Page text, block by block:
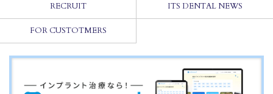
RECRUIT ITS DENTAL NEWS
FOR CUSTOTMERS